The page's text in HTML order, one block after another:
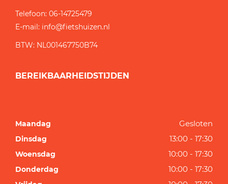
Telefoon: 06-14725479
E-mail: info@fietshuizen.nl
BTW: NL001467750B74
BEREIKBAARHEIDSTIJDEN
Maandag Gesloten
Dinsdag 13:00 - 17:30
Woensdag 10:00 - 17:30
Donderdag 10:00 - 17:30